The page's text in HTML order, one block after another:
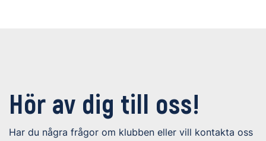
Hör av dig till oss!
Har du några frågor om klubben eller vill kontakta oss